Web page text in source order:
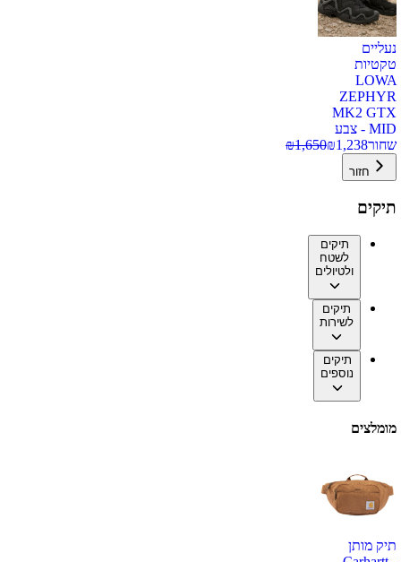
נעליים
טקטיות
LOWA
ZEPHYR
MK2 GTX
MID - צבע
שחור
₪1,238
₪1,650
חזור
תיקים
תיקים
לשטח
ולטיולים
תיקים
לשירות
תיקים
נוספים
מומלצים
תיק מותן